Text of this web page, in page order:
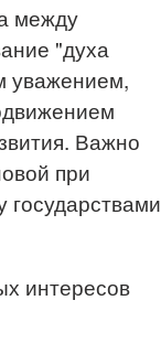
между
"духа
уважением,
Важно
при
интересов